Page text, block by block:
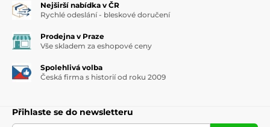
Nejširší nabídka v ČR
Rychlé odeslání - bleskové doručení
Prodejna v Praze
Vše skladem za eshopové ceny
Spolehlivá volba
Česká firma s historií od roku 2009
Přihlaste se do newsletteru